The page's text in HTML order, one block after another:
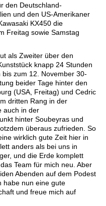
den Deutschland-
und den US-Amerikaner
KX450 die
Freitag sowie Samstag
als Zweiter über den
knapp 24 Stunden
zum 12. November 30-
beider Tage hinter den
(USA, Freitag) und Cedric
dritten Rang in der
auch in der
hinter Soubeyras und
überaus zufrieden. So
wirklich gute Zeit hier in
anders als bei uns in
und die Erde komplett
Team für mich neu. Aber
Abenden auf dem Podest
habe nun eine gute
und freue mich auf